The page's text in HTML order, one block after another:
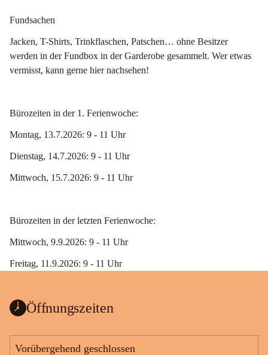
Fundsachen
Jacken, T-Shirts, Trinkflaschen, Patschen… ohne Besitzer
werden in der Fundbox in der Garderobe gesammelt. Wer etwas
vermisst, kann gerne hier nachsehen!
Bürozeiten in der 1. Ferienwoche:
Montag, 13.7.2026: 9 - 11 Uhr
Dienstag, 14.7.2026: 9 - 11 Uhr
Mittwoch, 15.7.2026: 9 - 11 Uhr
Bürozeiten in der letzten Ferienwoche:
Mittwoch, 9.9.2026: 9 - 11 Uhr
Freitag, 11.9.2026: 9 - 11 Uhr
Öffnungszeiten
Vorübergehend geschlossen